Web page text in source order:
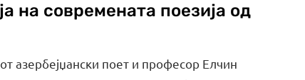
на современата поезија од
азербејџански поет и професор Елчин